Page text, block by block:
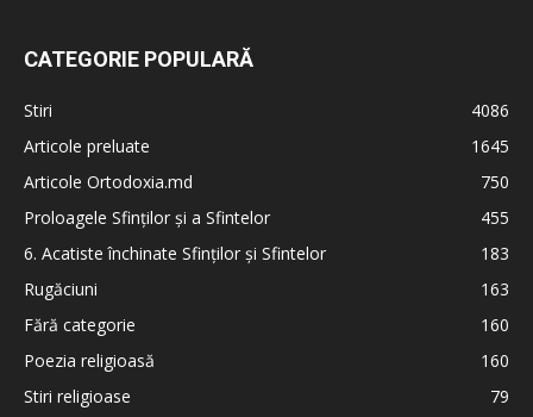
CATEGORIE POPULARĂ
Stiri
4086
Articole preluate
1645
Articole Ortodoxia.md
750
Proloagele Sfinților și a Sfintelor
455
6. Acatiste închinate Sfinților și Sfintelor
183
Rugăciuni
163
Fără categorie
160
Poezia religioasă
160
Stiri religioase
79